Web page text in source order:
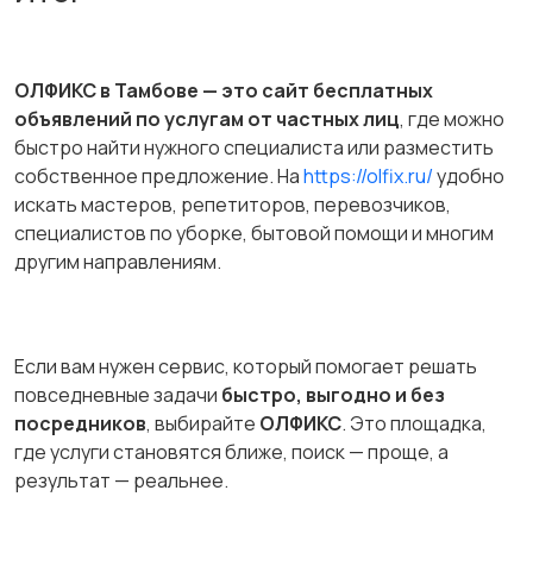
ОЛФИКС в Тамбове — это сайт бесплатных
объявлений по услугам от частных лиц, где можно
быстро найти нужного специалиста или разместить
собственное предложение. Наhttps://olfix.ru/удобно
искать мастеров, репетиторов, перевозчиков,
специалистов по уборке, бытовой помощи и многим
другим направлениям.
Если вам нужен сервис, который помогает решать
повседневные задачи быстро, выгодно и без
посредников, выбирайте ОЛФИКС. Это площадка,
где услуги становятся ближе, поиск — проще, а
результат — реальнее.